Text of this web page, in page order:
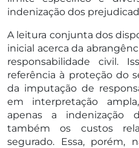
indenização dos
A leitura conjunta dos
inicial acerca da
responsabilidade civil.
referência à proteção do
da imputação de
em interpretação
apenas a indenização
também os custos
segurado. Essa, porém,